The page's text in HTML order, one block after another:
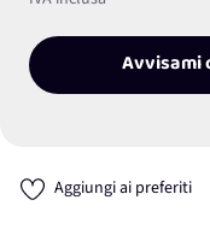
Avvisami
Aggiungi ai preferiti